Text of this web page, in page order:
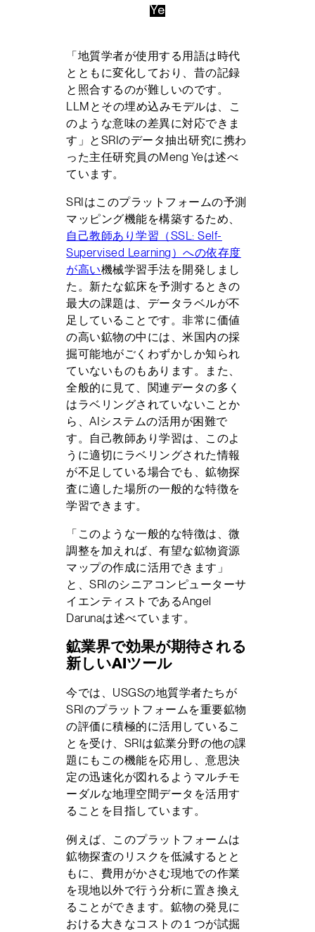
Ye
「地質学者が使用する用語は時代
とともに変化しており、昔の記録
と照合するのが難しいのです。
LLMとその埋め込みモデルは、こ
のような意味の差異に対応できま
す」とSRIのデータ抽出研究に携わ
った主任研究員のMeng Yeは述べ
ています。
SRIはこのプラットフォームの予測
マッピング機能を構築するため、
自己教師あり学習（SSL: Self-
Supervised Learning）への依存度
が高い機械学習手法を開発しまし
た。新たな鉱床を予測するときの
最大の課題は、データラベルが不
足していることです。非常に価値
の高い鉱物の中には、米国内の採
掘可能地がごくわずかしか知られ
ていないものもあります。また、
全般的に見て、関連データの多く
はラベリングされていないことか
ら、AIシステムの活用が困難で
す。自己教師あり学習は、このよ
うに適切にラベリングされた情報
が不足している場合でも、鉱物探
査に適した場所の一般的な特徴を
学習できます。
「このような一般的な特徴は、微
調整を加えれば、有望な鉱物資源
マップの作成に活用できます」
と、SRIのシニアコンピューターサ
イエンティストであるAngel
Darunaは述べています。
鉱業界で効果が期待される
新しいAIツール
今では、USGSの地質学者たちが
SRIのプラットフォームを重要鉱物
の評価に積極的に活用しているこ
とを受け、SRIは鉱業分野の他の課
題にもこの機能を応用し、意思決
定の迅速化が図れるようマルチモ
ーダルな地理空間データを活用す
ることを目指しています。
例えば、このプラットフォームは
鉱物探査のリスクを低減するとと
もに、費用がかさむ現地での作業
を現地以外で行う分析に置き換え
ることができます。鉱物の発見に
おける大きなコストの１つが試掘